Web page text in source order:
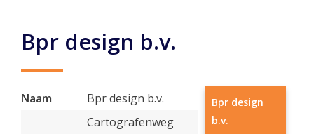
Bpr design b.v.
Naam Bpr design b.v.
Cartografenweg
Bpr design
b.v.